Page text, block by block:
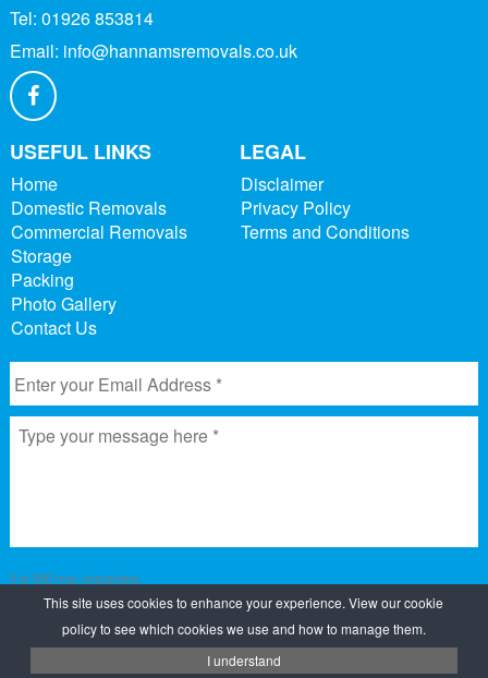
This site uses cookies to enhance your experience. View our cookie
policy to see which cookies we use and how to manage them.
I understand
Tel: 01926 853814
Email: info@hannamsremovals.co.uk
USEFUL LINKS
Home
Domestic Removals
Commercial Removals
Storage
Packing
Photo Gallery
Contact Us
LEGAL
Disclaimer
Privacy Policy
Terms and Conditions
0 of 500 max characters